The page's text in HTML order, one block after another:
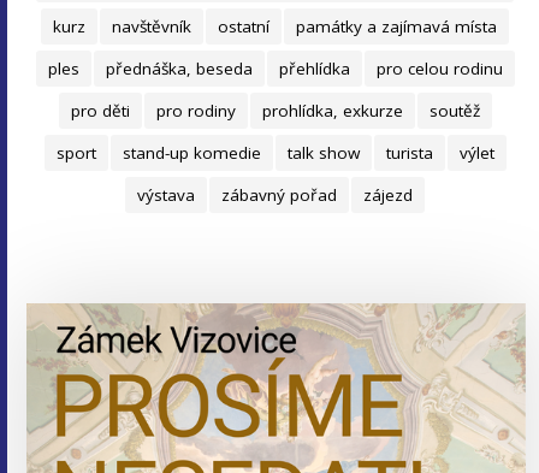
kurz
navštěvník ostatní
památky a zajímavá místa
ples
přednáška, beseda přehlídka
pro celou rodinu
pro děti
pro rodiny prohlídka, exkurze
soutěž
sport
stand-up komedie talk show turista
výlet
výstava
zábavný pořad zájezd